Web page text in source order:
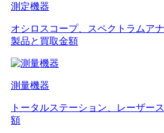
測定機器
オシロスコープ、スペクトラムア
製品と買取金額
測量機器
トータルステーション、レーザー
額